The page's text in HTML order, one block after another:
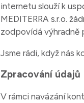
internetu slouží k
MEDITERRA s.r.o.
zodpovídá výhradně
Jsme rádi, když nás
Zpracování údajů
V rámci navázání